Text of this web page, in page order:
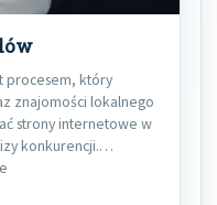
procesem, który
znajomości lokalnego
strony internetowe w
konkurencji.